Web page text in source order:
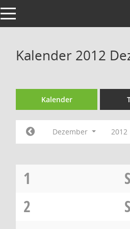
Toggle navigation
Kalender 2012
Kalender
Dezember 2012
1
2